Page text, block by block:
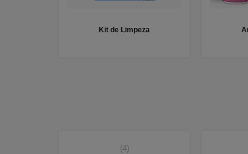
Kit de Limpeza
(4)